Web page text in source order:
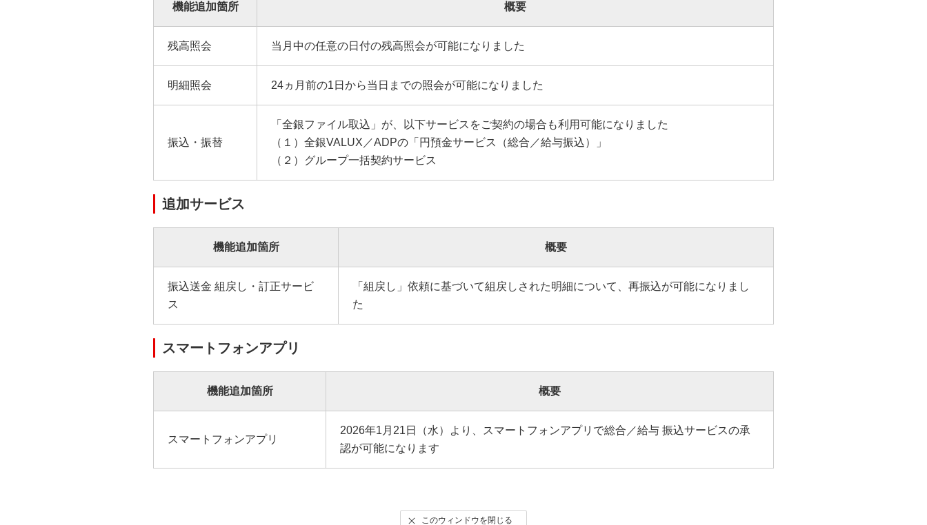
機能追加箇所 概要
残高照会 当月中の任意の日付の残高照会が可能になりました
明細照会 24ヵ月前の1日から当日までの照会が可能になりました
振込・振替
「全銀ファイル取込」が、以下サービスをご契約の場合も利用可能になりました
（１）全銀VALUX／ADPの「円預金サービス（総合／給与振込）」
（２）グループ一括契約サービス
追加サービス
機能追加箇所 概要
振込送金 組戻し・訂正サービ
ス
「組戻し」依頼に基づいて組戻しされた明細について、再振込が可能になりまし
た
スマートフォンアプリ
機能追加箇所 概要
スマートフォンアプリ
2026年1月21日（水）より、スマートフォンアプリで総合／給与 振込サービスの承
認が可能になります
このウィンドウを閉じる